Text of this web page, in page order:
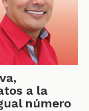
a la
número